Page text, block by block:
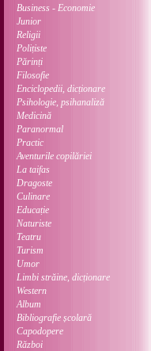
Business - Economie
Junior
Religii
Polițiste
Părinți
Filosofie
Enciclopedii, dicționare
Psihologie, psihanaliză
Medicină
Paranormal
Practic
Aventurile copilăriei
La taifas
Dragoste
Culinare
Educație
Naturiste
Teatru
Turism
Umor
Limbi străine, dicționare
Western
Album
Bibliografie școlară
Capodopere
Război